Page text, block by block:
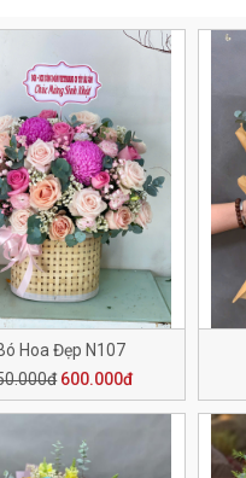
Hoa Đẹp N107
600.000đ